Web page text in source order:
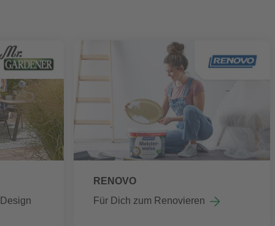
RENOVO
Für Dich zum Renovieren